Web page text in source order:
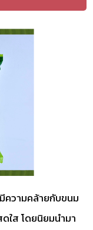
ความคล้ายกับขนม
ใส โดยนิยมนำมา